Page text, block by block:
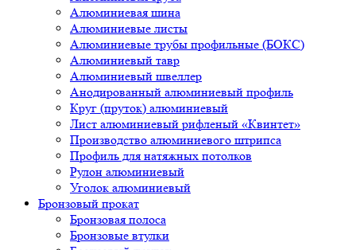
Алюминиевая шина
Алюминиевые листы
Алюминиевые трубы профильные (БОКС)
Алюминиевый тавр
Алюминиевый швеллер
Анодированный алюминиевый профиль
Круг (пруток) алюминиевый
Лист алюминиевый рифленый «Квинтет»
Производство алюминиевого штрипса
Профиль для натяжных потолков
Рулон алюминиевый
Уголок алюминиевый
Бронзовый прокат
Бронзовая полоса
Бронзовые втулки